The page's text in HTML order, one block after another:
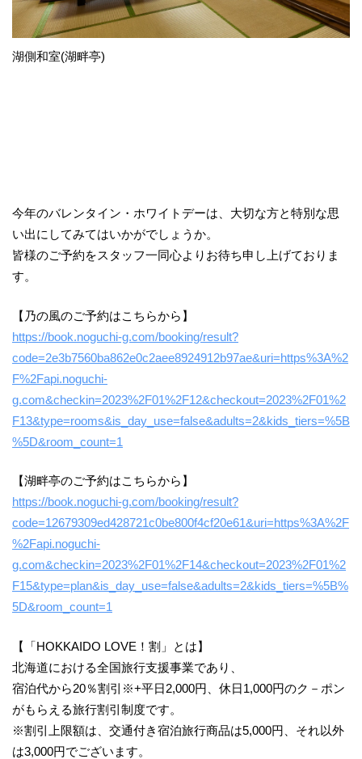
湖側和室(湖畔亭)
今年のバレンタイン・ホワイトデーは、大切な方と特別な思
い出にしてみてはいかがでしょうか。
皆様のご予約をスタッフ一同心よりお待ち申し上げておりま
す。
【乃の風のご予約はこちらから】
https://book.noguchi-g.com/booking/result?
code=2e3b7560ba862e0c2aee8924912b97ae&uri=https%3A%2
F%2Fapi.noguchi-
g.com&checkin=2023%2F01%2F12&checkout=2023%2F01%2
F13&type=rooms&is_day_use=false&adults=2&kids_tiers=%5B
%5D&room_count=1
【湖畔亭のご予約はこちらから】
https://book.noguchi-g.com/booking/result?
code=12679309ed428721c0be800f4cf20e61&uri=https%3A%2F
%2Fapi.noguchi-
g.com&checkin=2023%2F01%2F14&checkout=2023%2F01%2
F15&type=plan&is_day_use=false&adults=2&kids_tiers=%5B%
5D&room_count=1
【「HOKKAIDO LOVE！割」とは】
北海道における全国旅行支援事業であり、
宿泊代から20％割引※+平日2,000円、休日1,000円のク－ポン
がもらえる旅行割引制度です。
※割引上限額は、交通付き宿泊旅行商品は5,000円、それ以外
は3,000円でございます。